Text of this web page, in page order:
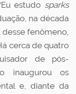
estudo sparks
na década
desse fenômeno,
cerca de quatro
de pós-
inaugurou os
e, diante da